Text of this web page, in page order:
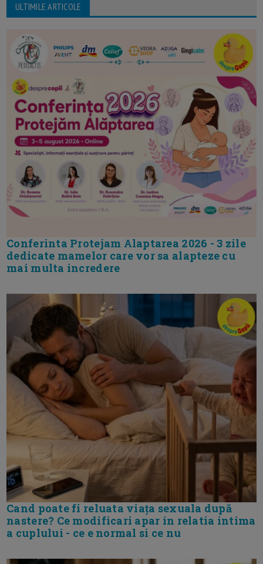
ULTIMILE ARTICOLE
Conferinta Protejam Alaptarea 2026 - 3 zile
dedicate mamelor care vor sa alapteze cu
mai multa incredere
Cand poate fi reluata viața sexuala după
nastere? Ce modificari apar in relatia intima
a cuplului - ce e normal si ce nu